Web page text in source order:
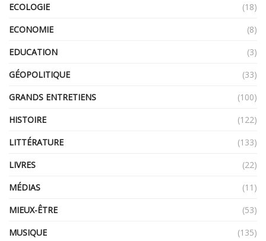
ECOLOGIE
(18)
ECONOMIE
(8)
EDUCATION
(3)
GÉOPOLITIQUE
(33)
GRANDS ENTRETIENS
(100)
HISTOIRE
(122)
LITTÉRATURE
(133)
LIVRES
(22)
MÉDIAS
(11)
MIEUX-ÊTRE
(53)
MUSIQUE
(135)